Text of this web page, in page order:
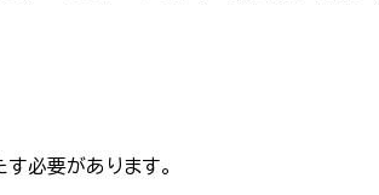
必要があります。